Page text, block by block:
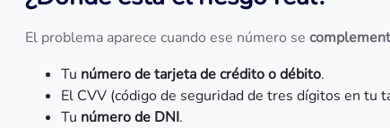
El problema aparece cuando ese número se
Tu número de tarjeta de crédito o débito.
El CVV (código de seguridad de tres dígitos en tu
Tu número de DNI.